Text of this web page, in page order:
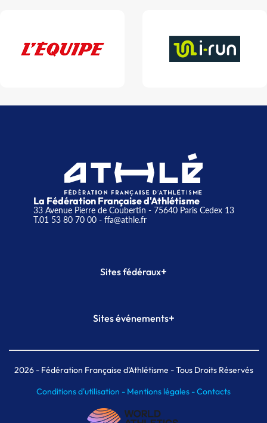
La Fédération Française d'Athlétisme
33 Avenue Pierre de Coubertin - 75640 Paris Cedex 13
T.01 53 80 70 00- ffa@athle.fr
Sites fédéraux+
Plateforme Formation
Sites événements+
Meeting de Paris indoor
MAIF Ekiden de Paris
2026- Fédération Française d'Athlétisme - Tous Droits Réservés
Conditions d'utilisation - Mentions légales -Contacts